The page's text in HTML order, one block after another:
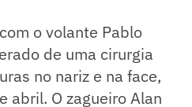
o volante Pablo
de uma cirurgia
no nariz e na face,
abril. O zagueiro Alan